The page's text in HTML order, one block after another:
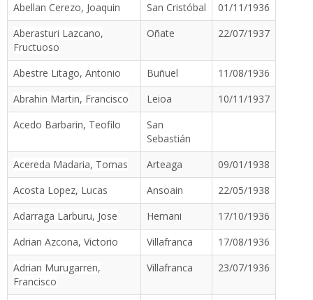
Abellan Cerezo, Joaquin San Cristóbal
01/11/1936
Aberasturi Lazcano,
Fructuoso
Oñate 22/07/1937
Abestre Litago, Antonio Buñuel
11/08/1936
Abrahin Martin, Francisco
Leioa
10/11/1937
Acedo Barbarin, Teofilo
San
Sebastián
Acereda Madaria, Tomas
Arteaga
09/01/1938
Acosta Lopez, Lucas
Ansoain
22/05/1938
Adarraga Larburu, Jose
Hernani
17/10/1936
Adrian Azcona, Victorio
Villafranca
17/08/1936
Adrian Murugarren,
Francisco
Villafranca 23/07/1936